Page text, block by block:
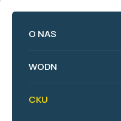
O NAS
WODN
CKU